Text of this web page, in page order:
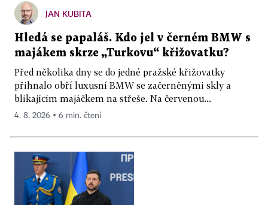
JAN KUBITA
Hledá se papaláš. Kdo jel v černém BMW s
majákem skrze „Turkovu“ křižovatku?
Před několika dny se do jedné pražské křižovatky
přihnalo obří luxusní BMW se začerněnými skly a
blikajícím majáčkem na střeše. Na červenou...
4. 8. 2026 ▪ 6 min. čtení